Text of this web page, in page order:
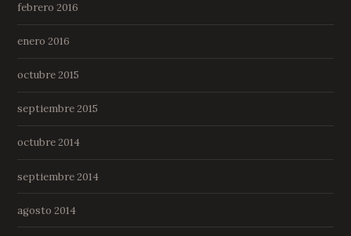
febrero 2016
enero 2016
octubre 2015
septiembre 2015
octubre 2014
septiembre 2014
agosto 2014